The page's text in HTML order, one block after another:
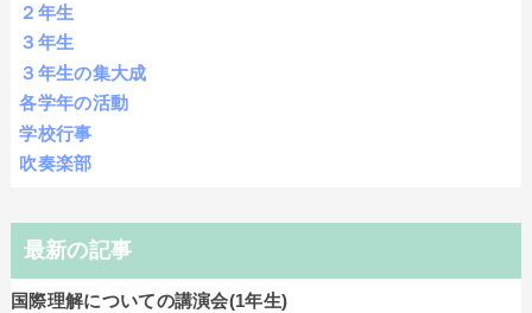
２年生
３年生
３年生の集大成
各学年の活動
学校行事
吹奏楽部
最新の記事
国際理解についての講演会(1年生)